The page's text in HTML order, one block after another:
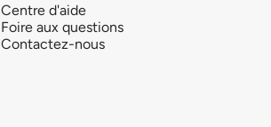
Centre d'aide
Foire aux questions
Contactez-nous